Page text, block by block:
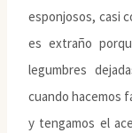
esponjosos, casi
es extraño
legumbres
cuando hacemos
y tengamos el